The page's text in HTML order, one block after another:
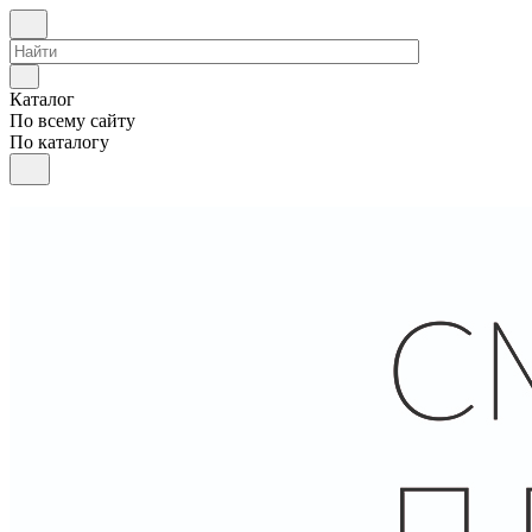
Каталог
По всему сайту
По каталогу